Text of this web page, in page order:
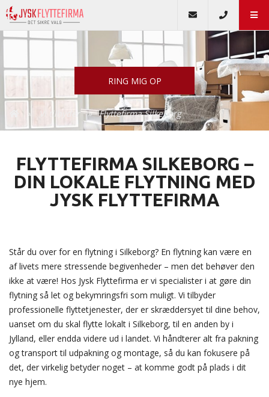
RING MIG OP
Vi tilbyder Flyttefirma Silkeborg
FLYTTEFIRMA SILKEBORG –
DIN LOKALE FLYTNING MED
JYSK FLYTTEFIRMA
Står du over for en flytning i Silkeborg? En flytning kan være en
af livets mere stressende begivenheder – men det behøver den
ikke at være! Hos Jysk Flyttefirma er vi specialister i at gøre din
flytning så let og bekymringsfri som muligt. Vi tilbyder
professionelle flyttetjenester, der er skræddersyet til dine behov,
uanset om du skal flytte lokalt i Silkeborg, til en anden by i
Jylland, eller endda videre ud i landet. Vi håndterer alt fra pakning
og transport til udpakning og montage, så du kan fokusere på
det, der virkelig betyder noget – at komme godt på plads i dit
nye hjem.